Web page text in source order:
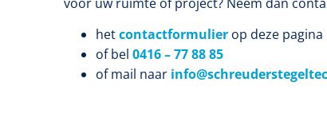
hetcontactformulier op deze pagina
of bel 0416 – 77 88 85
of mail naar